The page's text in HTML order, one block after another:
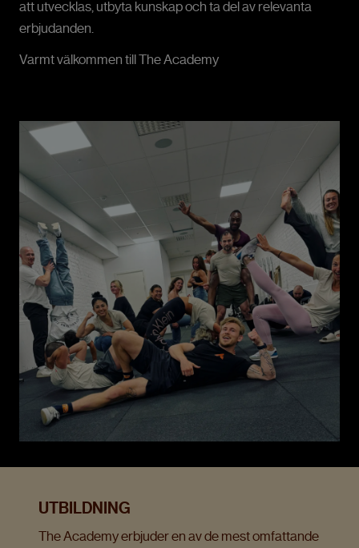
att utvecklas, utbyta kunskap och ta del av relevanta
erbjudanden.
Varmt välkommen till The Academy
UTBILDNING
The Academy erbjuder en av de mest omfattande